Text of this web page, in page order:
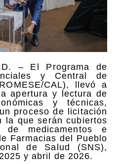
– El Programa de
y Central de
CAL), llevó a
apertura y lectura de
y técnicas,
proceso de licitación
la que serán cubiertos
de medicamentos e
Farmacias del Pueblo
de Salud (SNS),
y abril de 2026.